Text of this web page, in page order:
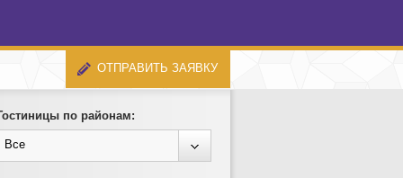
ОТПРАВИТЬ ЗАЯВКУ
по районам:
Все